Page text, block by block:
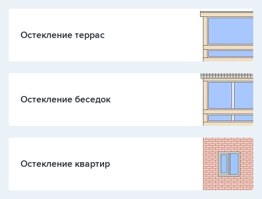
Остекление террас
Остекление беседок
Остекление квартир